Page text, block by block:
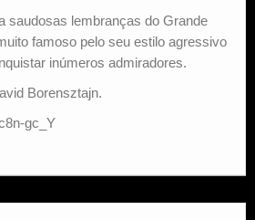
saudosas lembranças do Grande
famoso pelo seu estilo agressivo
inúmeros admiradores.
Borensztajn.
gc_Y